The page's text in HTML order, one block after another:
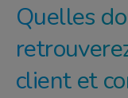
Quelles
client et